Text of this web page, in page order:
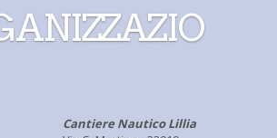
Cantiere Nautico Lillia